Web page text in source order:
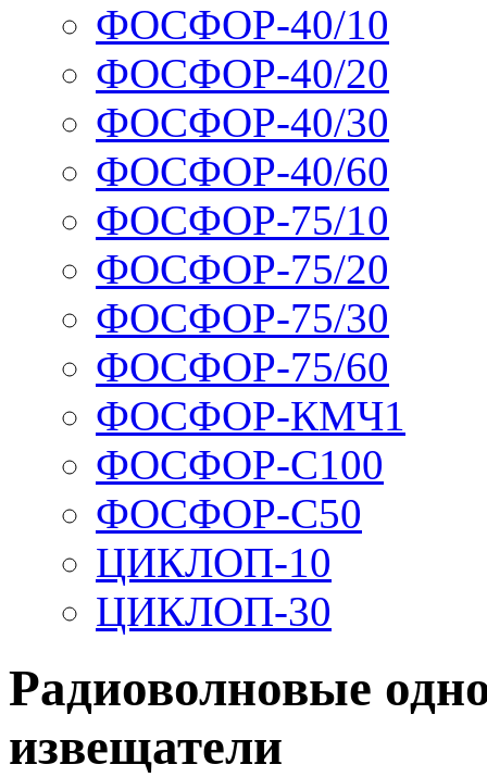
ФОСФОР-40/10
ФОСФОР-40/20
ФОСФОР-40/30
ФОСФОР-40/60
ФОСФОР-75/10
ФОСФОР-75/20
ФОСФОР-75/30
ФОСФОР-75/60
ФОСФОР-КМЧ1
ФОСФОР-С100
ФОСФОР-С50
ЦИКЛОП-10
ЦИКЛОП-30
Радиоволновые
извещатели